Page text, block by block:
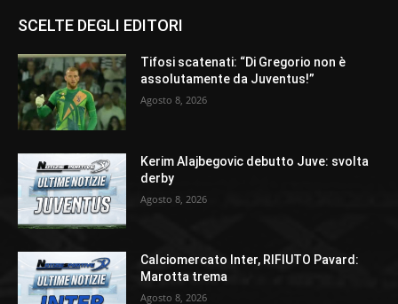
SCELTE DEGLI EDITORI
Tifosi scatenati: “Di Gregorio non è
assolutamente da Juventus!”
Agosto 8, 2026
Kerim Alajbegovic debutto Juve: svolta
derby
Agosto 8, 2026
Calciomercato Inter, RIFIUTO Pavard:
Marotta trema
Agosto 8, 2026